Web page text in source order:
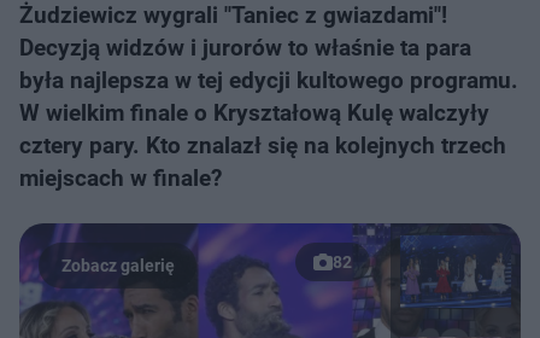
Żudziewicz wygrali "Taniec z gwiazdami"!
Decyzją widzów i jurorów to właśnie ta para
była najlepsza w tej edycji kultowego programu.
W wielkim finale o Kryształową Kulę walczyły
cztery pary. Kto znalazł się na kolejnych trzech
miejscach w finale?
82